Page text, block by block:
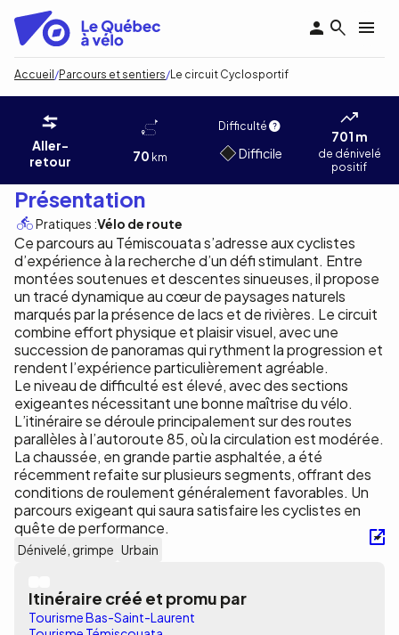
contenu
principal
Fil
d'Ariane
Accueil Parcours et sentiers Le circuit Cyclosportif
Le circuit Cyclosportif
Aller-
retour
70 km
Difficulté
Difficile
701 m
de dénivelé
positif
Présentation
Pratiques :Vélo de route
Ce parcours au Témiscouata s’adresse aux cyclistes
d’expérience à la recherche d’un défi stimulant. Entre
montées soutenues et descentes sinueuses, il propose
un tracé dynamique au cœur de paysages naturels
marqués par la présence de lacs et de rivières. Le circuit
combine effort physique et plaisir visuel, avec une
succession de panoramas qui rythment la progression et
rendent l’expérience particulièrement agréable.
Le niveau de difficulté est élevé, avec des sections
exigeantes nécessitant une bonne maîtrise du vélo.
L’itinéraire se déroule principalement sur des routes
parallèles à l’autoroute 85, où la circulation est modérée.
La chaussée, en grande partie asphaltée, a été
récemment refaite sur plusieurs segments, offrant des
conditions de roulement généralement favorables. Un
parcours exigeant qui saura satisfaire les cyclistes en
quête de performance.
Dénivelé, grimpe Urbain
Itinéraire créé et promu par
Tourisme Bas-Saint-Laurent